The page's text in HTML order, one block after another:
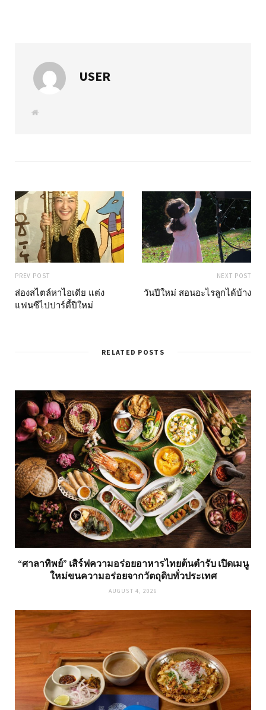
USER
W
PREV POST
ส่องสไตล์หาไอเดีย แต่ง
แฟนซีไปปาร์ตี้ปีใหม่
NEXT POST
วันปีใหม่ สอนอะไรลูกได้บ้าง
RELATED POSTS
“ศาลาทิพย์” เสิร์ฟความอร่อยอาหารไทยต้นตำรับ เปิดเมนู
ใหม่ขนความอร่อยจากวัตถุดิบทั่วประเทศ
AUGUST 4, 2026